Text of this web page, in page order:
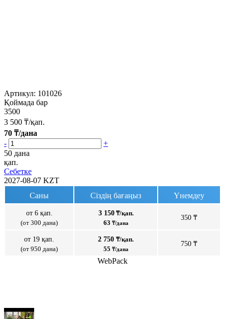
Артикул: 101026
Қоймада бар
3500
3 500 ₸/қап.
70 ₸/дана
-
+
50 дана
қап.
Себетке
2027-08-07 KZT
Саны
Сіздің бағаңыз Үнемдеу
от 6 қап.
(от 300 дана)
3 150₸/қап.
63 ₸/дана
350 ₸
от 19 қап.
(от 950 дана)
2 750 ₸/қап.
55 ₸/дана
750 ₸
WebPack